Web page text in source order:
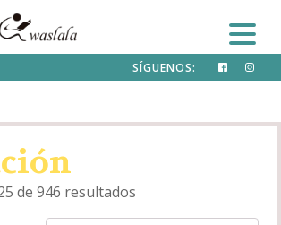
SÍGUENOS:
de 946 resultados